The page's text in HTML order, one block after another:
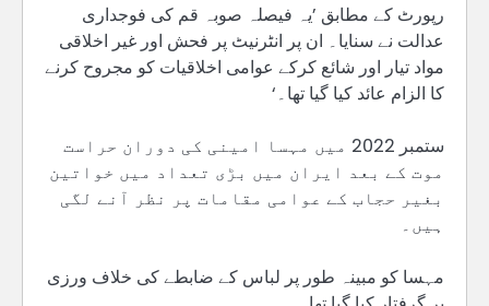
رپورٹ کے مطابق ’یہ فیصلہ صوبہ قم کی فوجداری
عدالت نے سنایا۔ ان پر انٹرنیٹ پر فحش اور غیر اخلاقی
مواد تیار اور شائع کرکے عوامی اخلاقیات کو مجروح کرنے
کا الزام عائد کیا گیا تھا۔‘
ستمبر 2022 میں مہسا امینی کی دوران حراست
موت کے بعد ایران میں بڑی تعداد میں خواتین
بغیر حجاب کے عوامی مقامات پر نظر آنے لگی
ہیں۔
مہسا کو مبینہ طور پر لباس کے ضابطے کی خلاف ورزی